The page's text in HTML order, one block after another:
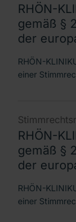
RHÖN-
gemäß §
der
RHÖN-
einer
RHÖN-
gemäß §
der
RHÖN-
einer